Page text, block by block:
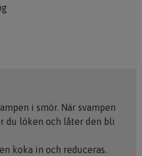
i smör. När svampen
du löken och låter den bli
koka in och reduceras.